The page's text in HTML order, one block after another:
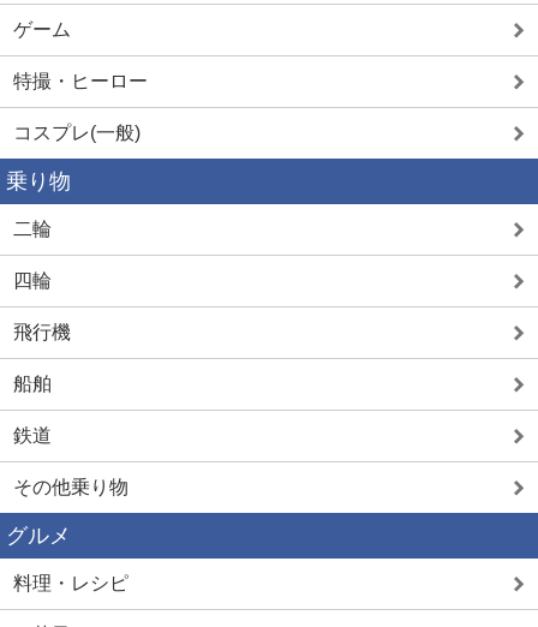
ゲーム
特撮・ヒーロー
コスプレ(一般)
乗り物
二輪
四輪
飛行機
船舶
鉄道
その他乗り物
グルメ
料理・レシピ